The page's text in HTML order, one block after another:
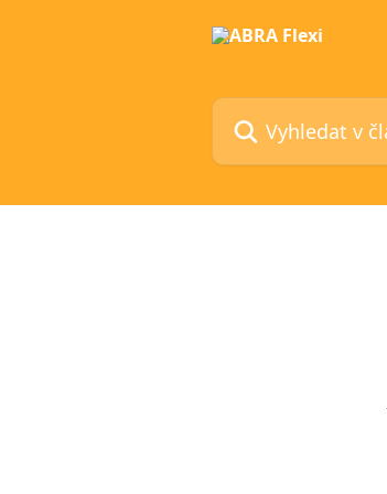
Vyhledat v článcích…